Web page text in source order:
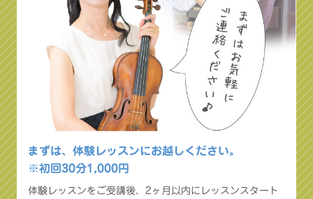
まずは、体験レッスンにお越しください。
※初回30分1,000円
体験レッスンをご受講後、2ヶ月以内にレッスンスタート